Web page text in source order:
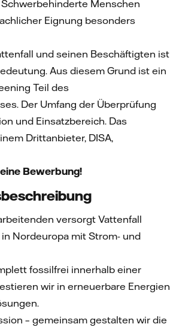
Menschen
Eignung besonders
und seinen Beschäftigten ist
Aus diesem Grund ist ein
Teil des
Der Umfang der Überprüfung
und Einsatzbereich. Das
Drittanbieter, DISA,
Bewerbung!
versorgt Vattenfall
Nordeuropa mit Strom- und
fossilfrei innerhalb einer
wir in erneuerbare Energien
– gemeinsam gestalten wir die